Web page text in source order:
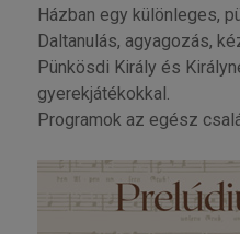
Házban egy különleges,
Daltanulás, agyagozás,
Pünkösdi Király és
gyerekjátékokkal.
Programok az egész